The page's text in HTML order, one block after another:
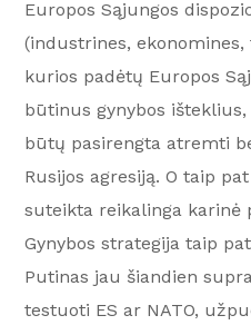
Europos Sąjungos
(industrines, ekonomines,
kurios padėtų Europos
būtinus gynybos
būtų pasirengta atremti
Rusijos agresiją. O taip
suteikta reikalinga karinė
Gynybos strategija taip
Putinas jau šiandien
testuoti ES ar NATO,